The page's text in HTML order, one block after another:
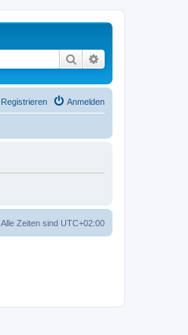
Suche
Anmelden
Registrieren
Alle Zeiten sind UTC+02:00